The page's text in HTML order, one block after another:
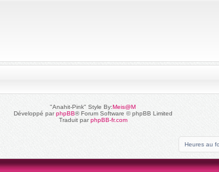
"Anahit-Pink" Style By:Meis@M
Développé parphpBB® Forum Software © phpBB Limited
Traduit parphpBB-fr.com
Heures au